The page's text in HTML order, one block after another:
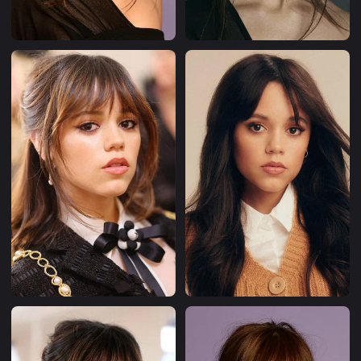
que plusieurs distinctions des Imagen Awards et des
Kids' Choice Awards (Soap Central, 2025). La série est
renouvelée pour une deuxième saison, actuellement en
production (Screen Rant, 2024).
Collaborations avec Tim Burton
Fort du succès deWednesday
, Tim Burton choisit de
nouveau Ortega pour incarner Astrid Deetz, la fille de
Lydia Deetz, dansBeetlejuice Beetlejuice, suite du film
culte de 1988 sortie en septembre 2024 (Wikipedia,
2024). Elle y retrouve Michael Keaton, Winona Ryder et
Catherine O'Hara dans une comédie fantastique
gothique qui marque le retour de Burton au cinéma
après une interruption de plusieurs années. L'actrice
décrit cette collaboration comme radicalement
différente deWednesday, soulignant l'enthousiasme
enfantin et la spontanéité du réalisateur sur ce projet
(Screen Rant, 2024).
Sa participation à Beetlejuice Beetlejuicelui vaut le